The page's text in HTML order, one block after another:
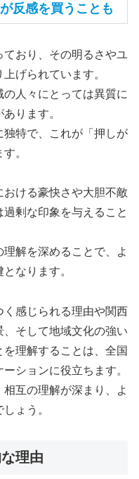
反感を買うことも
おり、その明るさやユ
げられています。
人々にとっては異質に
ります。
特で、これが「押しが
。
ける豪快さや大胆不敵
剰な印象を与えること
解を深めることで、よ
なります。
く感じられる理由や関西
そして地域文化の強い
理解することは、全国
ションに役立ちます。
互の理解が深まり、よ
ょう。
理由